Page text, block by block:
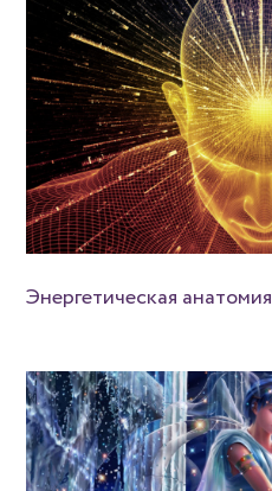
Энергетическая анатомия